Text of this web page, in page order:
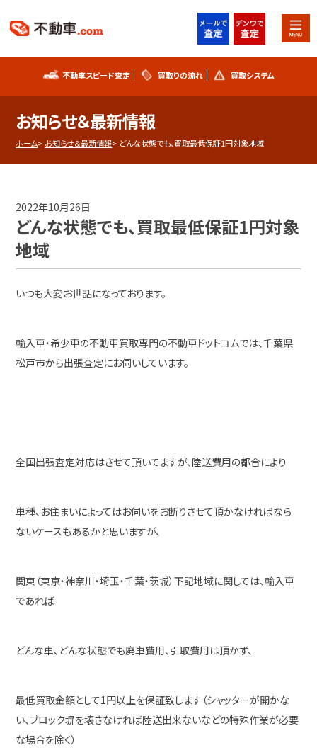
不動車スピード査定 買取りの流れ
買取システム
不動車買取実績 シリアルナンバー解説
お知らせ
お問い合わせ
不動車スピード査定 買取りの流れ 買取システム
お知らせ＆最新情報
ホーム お知らせ＆最新情報 どんな状態でも、買取最低保証1円対象地域
2022年10月26日
どんな状態でも、買取最低保証1円対象
地域
いつも大変お世話になっております。
輸入車・希少車の不動車買取専門の不動車ドットコムでは、千葉県
松戸市から出張査定にお伺いしています。
全国出張査定対応はさせて頂いてますが、陸送費用の都合により
車種、お住まいによってはお伺いをお断りさせて頂かなければなら
ないケースもあるかと思いますが、
関東（東京・神奈川・埼玉・千葉・茨城）下記地域に関しては、輸入車
であれば
どんな車、どんな状態でも廃車費用、引取費用は頂かず、
最低買取金額として1円以上を保証致します（シャッターが開かな
い、ブロック塀を壊さなければ陸送出来ないなどの特殊作業が必要
な場合を除く）